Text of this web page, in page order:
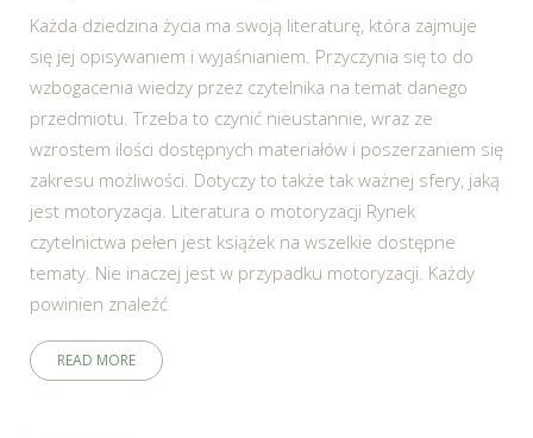
Każda dziedzina życia ma swoją literaturę, która zajmuje
się jej opisywaniem i wyjaśnianiem. Przyczynia się to do
wzbogacenia wiedzy przez czytelnika na temat danego
przedmiotu. Trzeba to czynić nieustannie, wraz ze
wzrostem ilości dostępnych materiałów i poszerzaniem się
zakresu możliwości. Dotyczy to także tak ważnej sfery, jaką
jest motoryzacja. Literatura o motoryzacji Rynek
czytelnictwa pełen jest książek na wszelkie dostępne
tematy. Nie inaczej jest w przypadku motoryzacji. Każdy
powinien znaleźć
READ MORE